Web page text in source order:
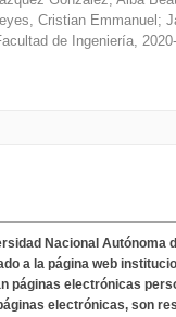
Cristian Emmanuel ;
de Ingeniería,
Nacional
a la página web
páginas electrónicas
electrónicas, son